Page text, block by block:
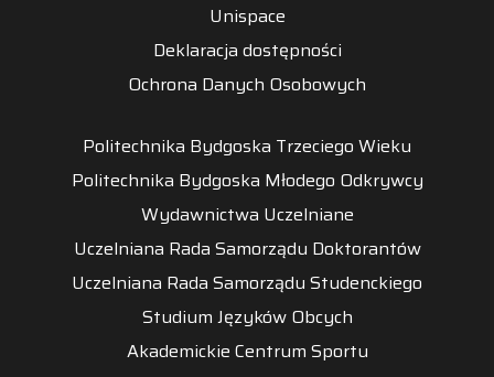
Unispace
Deklaracja dostępności
Ochrona Danych Osobowych
Politechnika Bydgoska Trzeciego Wieku
Politechnika Bydgoska Młodego Odkrywcy
Wydawnictwa Uczelniane
Uczelniana Rada Samorządu Doktorantów
Uczelniana Rada Samorządu Studenckiego
Studium Języków Obcych
Akademickie Centrum Sportu